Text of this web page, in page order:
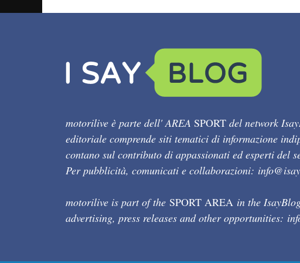
motorilive è parte dell' AREA SPORT del network
editoriale comprende siti tematici di informazione
contano sul contributo di appassionati ed esperti del
Per pubblicità, comunicati e collaborazioni:
motorilive is part of the SPORT AREA in the
advertising, press releases and other opportunities: